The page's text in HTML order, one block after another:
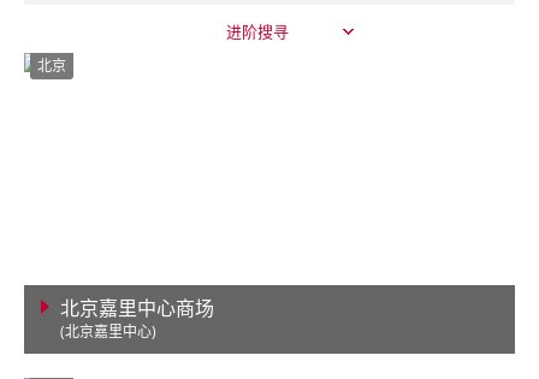
进阶搜寻
北京
北京嘉里中心商场
(北京嘉里中心)